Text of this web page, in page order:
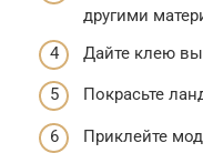
другими
Дайте клею
Покрасьте
Приклейте